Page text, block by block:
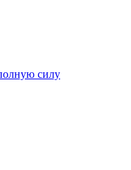
силу